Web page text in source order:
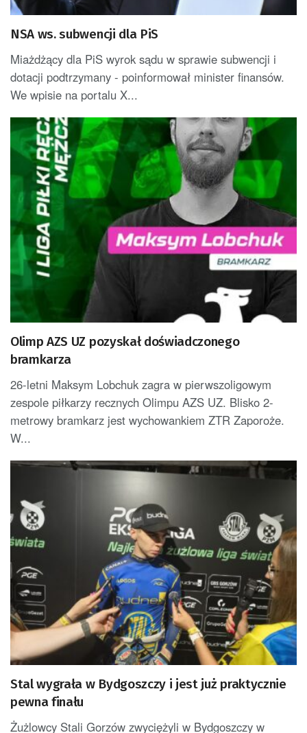
NSA ws. subwencji dla PiS
Miażdżący dla PiS wyrok sądu w sprawie subwencji i
dotacji podtrzymany - poinformował minister finansów.
We wpisie na portalu X...
Olimp AZS UZ pozyskał doświadczonego
bramkarza
26-letni Maksym Lobchuk zagra w pierwszoligowym
zespole piłkarzy recznych Olimpu AZS UZ. Blisko 2-
metrowy bramkarz jest wychowankiem ZTR Zaporoże.
W...
Stal wygrała w Bydgoszczy i jest już praktycznie
pewna finału
Żużlowcy Stali Gorzów zwyciężyli w Bydgoszczy w